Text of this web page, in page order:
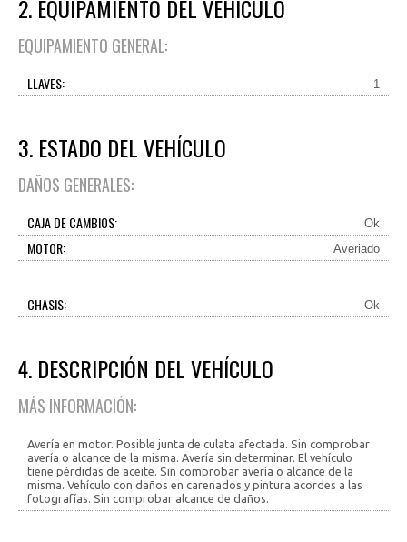
2. EQUIPAMIENTO DEL VEHÍCULO
EQUIPAMIENTO GENERAL:
LLAVES: 1
3. ESTADO DEL VEHÍCULO
DAÑOS GENERALES:
CAJA DE CAMBIOS: Ok
MOTOR: Averiado
CHASIS: Ok
4. DESCRIPCIÓN DEL VEHÍCULO
MÁS INFORMACIÓN:
Avería en motor. Posible junta de culata afectada. Sin comprobar
avería o alcance de la misma. Avería sin determinar. El vehículo
tiene pérdidas de aceite. Sin comprobar avería o alcance de la
misma. Vehículo con daños en carenados y pintura acordes a las
fotografías. Sin comprobar alcance de daños.